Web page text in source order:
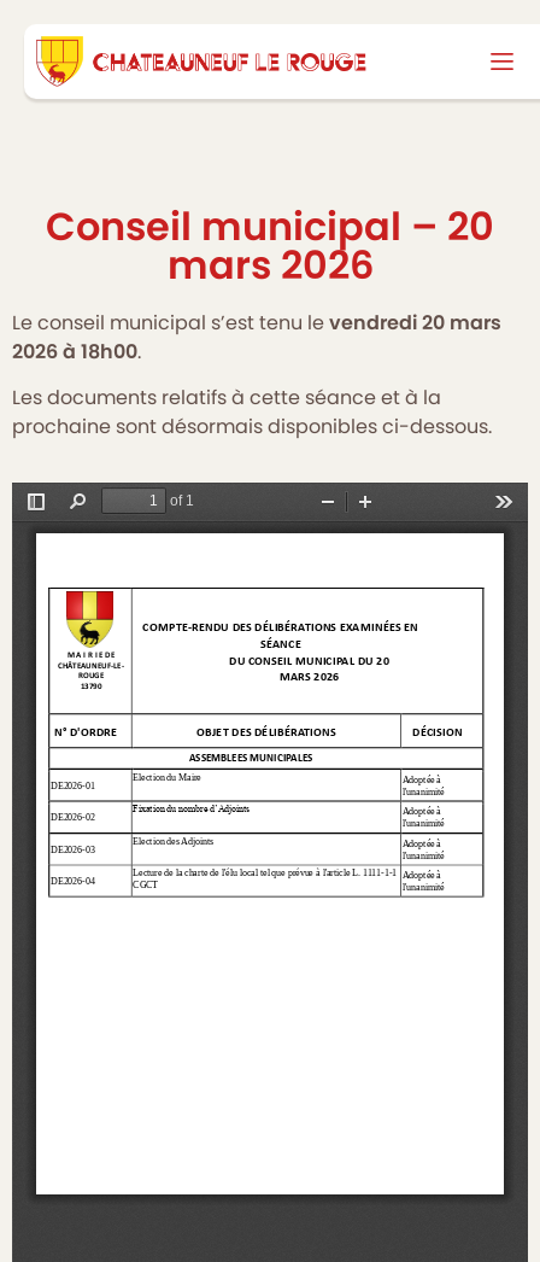
Conseil municipal – 20
mars 2026
Le conseil municipal s’est tenu levendredi 20 mars
2026 à 18h00.
Les documents relatifs à cette séance et à la
prochaine sont désormais disponibles ci-dessous.